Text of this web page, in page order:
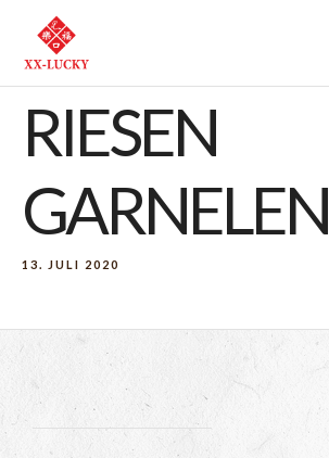
RIESEN
GARNELEN
13. JULI 2020